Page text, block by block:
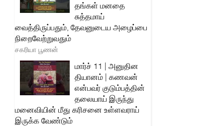
தங்கள் மனதை
சுத்தமாய்
வைத்திருப்பதும், தேவனுடைய அழைப்பை
நிறைவேற்றுவதும்
சகரியா பூணன்
மார்ச் 11 | அனுதின
தியானம் | கணவன்
என்பவர் குடும்பத்தின்
தலையாய் இருந்து
மனைவியின் மீது கரிசனை உள்ளவராய்
இருக்க வேண்டும்